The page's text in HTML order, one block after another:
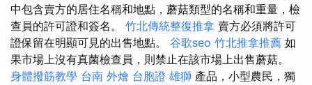
中包含賣方的居住名稱和地點，蘑菇類型的名稱和重量，檢
查員的許可證和簽名。 竹北傳統整復推拿 賣方必須將許可
證保留在明顯可見的出售地點。 谷歌seo 竹北推拿推薦 如
果市場上沒有真菌檢查員，則禁止在該市場上出售蘑菇。
身體撥筋教學 台南 外燴 台胞證 雄獅 產品，小型農民，獨